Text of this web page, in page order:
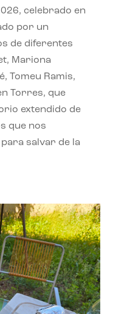
celebrado en
por un
de diferentes
Mariona
Tomeu Ramis,
Torres, que
extendido de
que nos
salvar de la